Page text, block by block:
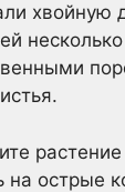
хвойную
на острые